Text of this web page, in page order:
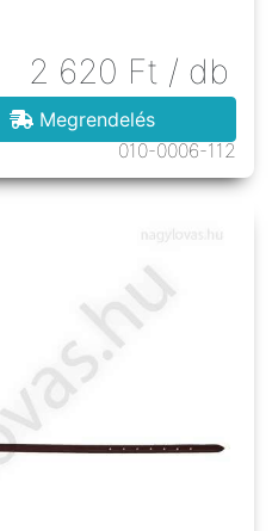
2 620 Ft / db
Megrendelés
010-0006-112